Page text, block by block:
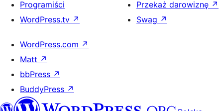
Programiści
WordPress.tv ↗
Przekaż darowiznę ↗
Swag ↗
WordPress.com ↗
Matt ↗
bbPress ↗
BuddyPress ↗